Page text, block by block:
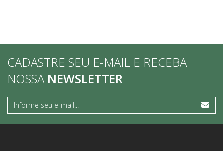
CADASTRE SEU E-MAIL E RECEBA
NOSSA NEWSLETTER